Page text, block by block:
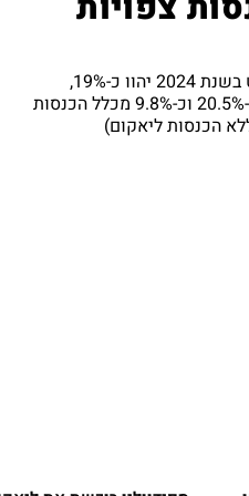
הכנסות החברה ממיקרוסופט בשנת 2024 יהוו כ-19%,
ובשנים 2023 ו- 2022 היוו כ-20.5% וכ-9.8% מכלל הכנסות
הכנסות ליאקום)